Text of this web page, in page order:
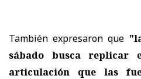
También expresaron que
sábado busca
articulación que las